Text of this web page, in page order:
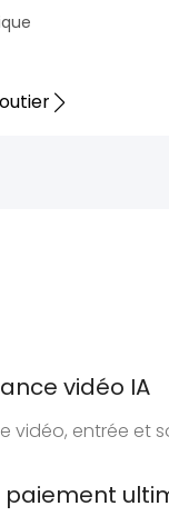
vidéo IA
vidéo, entrée et